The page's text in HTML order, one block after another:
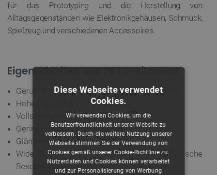
für das Prototyping und die Herstellung von
Alltagsgegenständen wie Elektronikgehäusen, Schmuck,
Spielzeug und verschiedenen Accessoires.
Eigenschaften von PETG-Filament
Geruchlos und ungiftig während des Druckens
Hohe Flexibilität
Vollständig wasserbeständig
Geringe Materialschrumpfung
Glänzende Oberfläche
Widerstandsfähig gegen Abrieb und mechanische
Beschädigung
Diese Webseite verwendet
Cookies.
Wir verwenden Cookies, um die
Benutzerfreundlichkeit unserer Website zu
verbessern. Durch die weitere Nutzung unserer
Webseite stimmen Sie der Verwendung von
Cookies gemäß unserer Cookie-Richtlinie zu.
Nutzerdaten und Cookies können verarbeitet
und zur Personalisierung von Werbung